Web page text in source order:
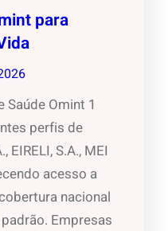
para
Saúde Omint 1
perfis de
EIRELI, S.A., MEI
acesso a
nacional
Empresas